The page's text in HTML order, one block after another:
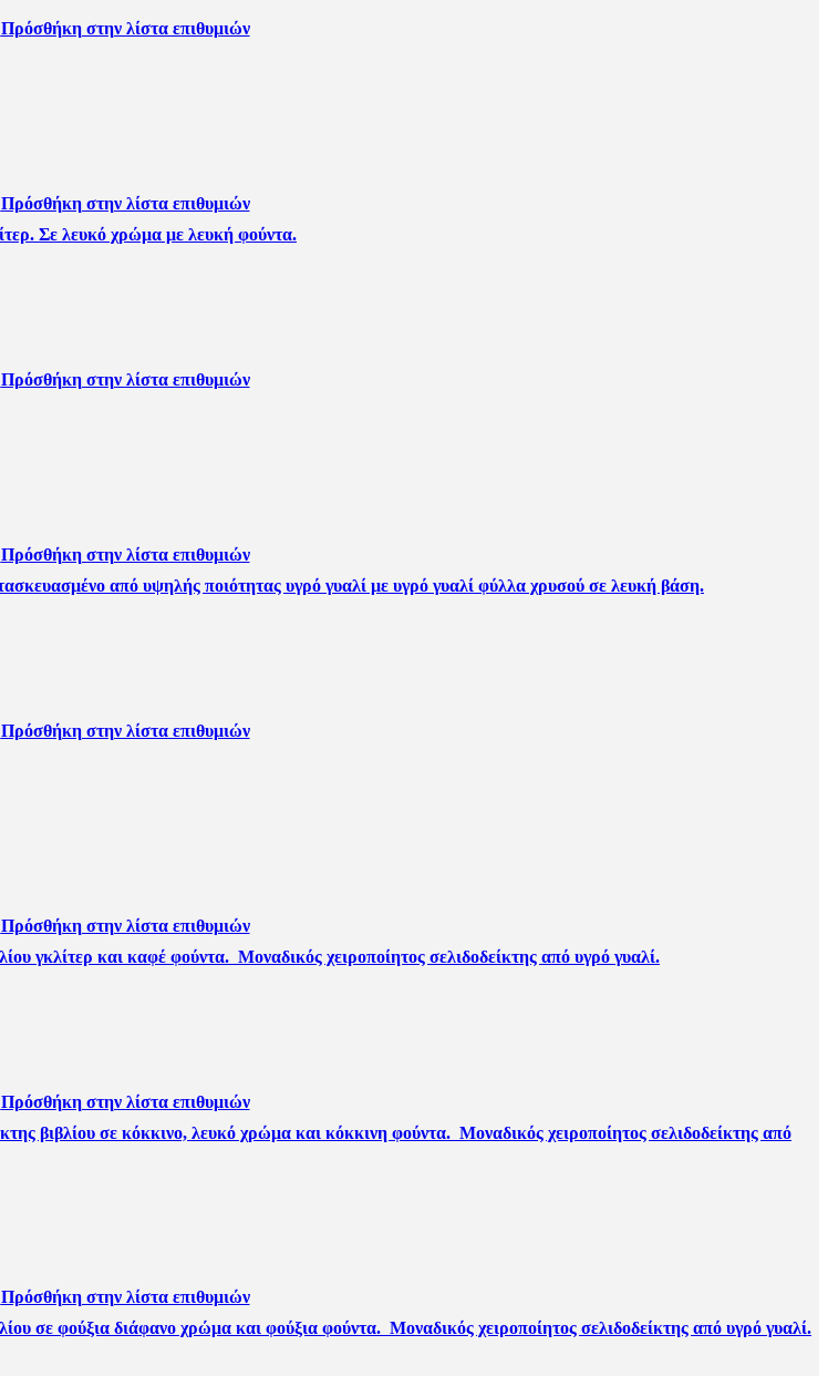
Πρόσθήκη στην λίστα επιθυμιών
Πρόσθήκη στην λίστα επιθυμιών
Πρόσθήκη στην λίστα επιθυμιών
Πρόσθήκη στην λίστα επιθυμιών
Πρόσθήκη στην λίστα επιθυμιών
Πρόσθήκη στην λίστα επιθυμιών
Πρόσθήκη στην λίστα επιθυμιών
Πρόσθήκη στην λίστα επιθυμιών